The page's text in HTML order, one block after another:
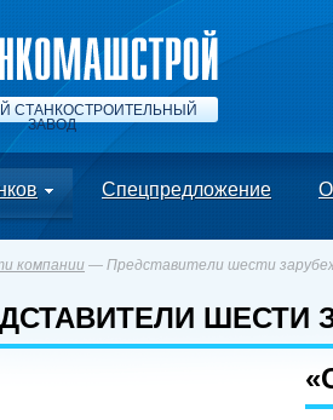
СТАНКОСТРОИТЕЛЬНЫЙ
ЗАВОД
Спецпредложение О
компании — Представители шести